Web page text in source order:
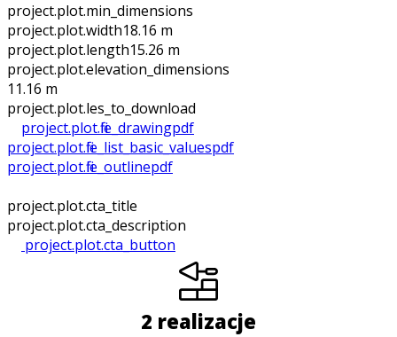
project.plot.min_dimensions
project.plot.width18.16 m
project.plot.length15.26 m
project.plot.elevation_dimensions
11.16 m
project.plot.files_to_download
project.plot.file_drawingpdf
project.plot.file_list_basic_valuespdf
project.plot.file_outlinepdf
project.plot.cta_title
project.plot.cta_description
project.plot.cta_button
2 realizacje